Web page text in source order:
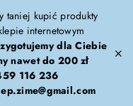
taniej kupić produkty
internetowym
dla Ciebie
nawet do 200 zł
116 236